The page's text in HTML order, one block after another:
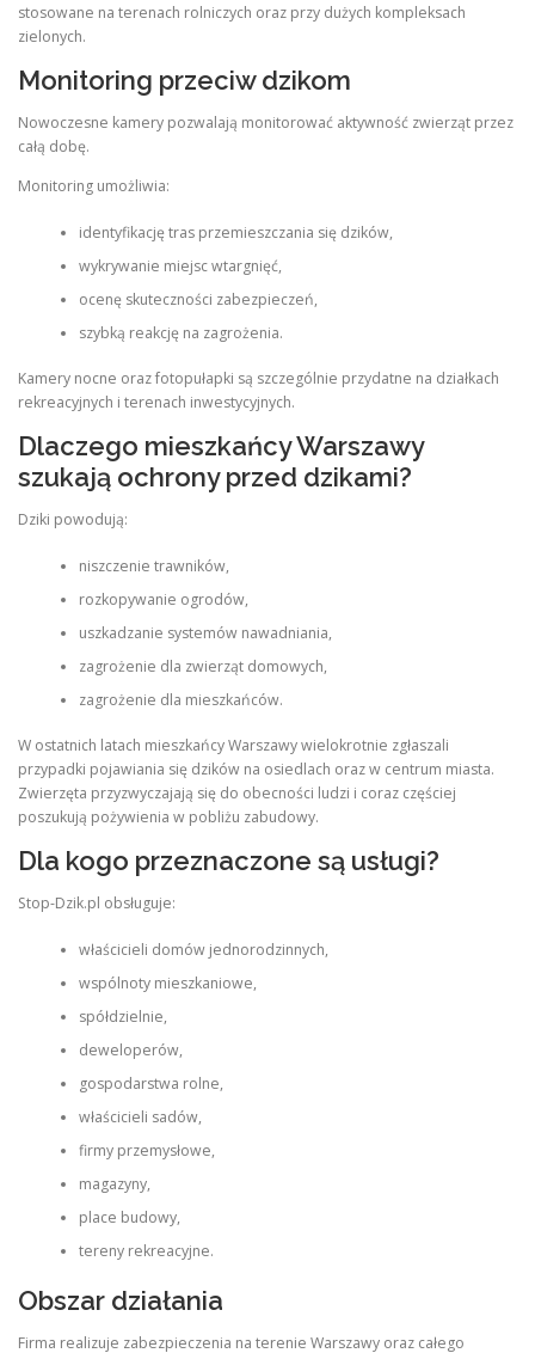
stosowane na terenach rolniczych oraz przy dużych kompleksach
zielonych.
Monitoring przeciw dzikom
Nowoczesne kamery pozwalają monitorować aktywność zwierząt przez
całą dobę.
Monitoring umożliwia:
identyfikację tras przemieszczania się dzików,
wykrywanie miejsc wtargnięć,
ocenę skuteczności zabezpieczeń,
szybką reakcję na zagrożenia.
Kamery nocne oraz fotopułapki są szczególnie przydatne na działkach
rekreacyjnych i terenach inwestycyjnych.
Dlaczego mieszkańcy Warszawy
szukają ochrony przed dzikami?
Dziki powodują:
niszczenie trawników,
rozkopywanie ogrodów,
uszkadzanie systemów nawadniania,
zagrożenie dla zwierząt domowych,
zagrożenie dla mieszkańców.
W ostatnich latach mieszkańcy Warszawy wielokrotnie zgłaszali
przypadki pojawiania się dzików na osiedlach oraz w centrum miasta.
Zwierzęta przyzwyczajają się do obecności ludzi i coraz częściej
poszukują pożywienia w pobliżu zabudowy.
Dla kogo przeznaczone są usługi?
Stop-Dzik.pl obsługuje:
właścicieli domów jednorodzinnych,
wspólnoty mieszkaniowe,
spółdzielnie,
deweloperów,
gospodarstwa rolne,
właścicieli sadów,
firmy przemysłowe,
magazyny,
place budowy,
tereny rekreacyjne.
Obszar działania
Firma realizuje zabezpieczenia na terenie Warszawy oraz całego